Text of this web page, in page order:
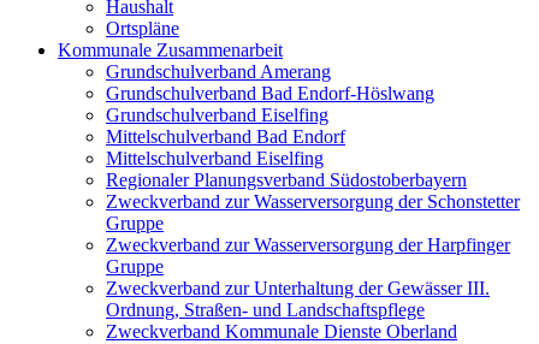
Haushalt
Ortspläne
Kommunale Zusammenarbeit
Grundschulverband Amerang
Grundschulverband Bad Endorf-Höslwang
Grundschulverband Eiselfing
Mittelschulverband Bad Endorf
Mittelschulverband Eiselfing
Regionaler Planungsverband Südostoberbayern
Zweckverband zur Wasserversorgung der Schonstetter
Gruppe
Zweckverband zur Wasserversorgung der Harpfinger
Gruppe
Zweckverband zur Unterhaltung der Gewässer III.
Ordnung, Straßen- und Landschaftspflege
Zweckverband Kommunale Dienste Oberland